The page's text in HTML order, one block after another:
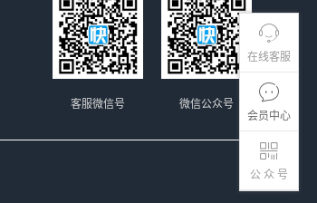
在线客服
会员中心
公 众 号
微信公众号
客服微信号